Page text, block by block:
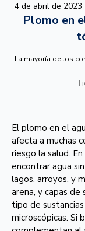
4 de abril de 2023
Plomo en
La mayoría de los
El plomo en el
afecta a muchas
riesgo la salud.
encontrar agua
lagos, arroyos, y
arena, y capas
tipo de
microscópicas. Si